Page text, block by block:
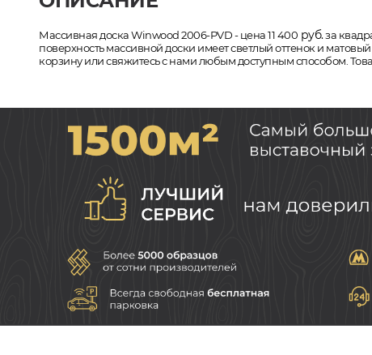
Массивная доска Winwood 2006-PVD - цена 11 400 руб.за
поверхность массивной доски имеет светлый оттенок и
корзину или свяжитесь с нами любым доступным способом.